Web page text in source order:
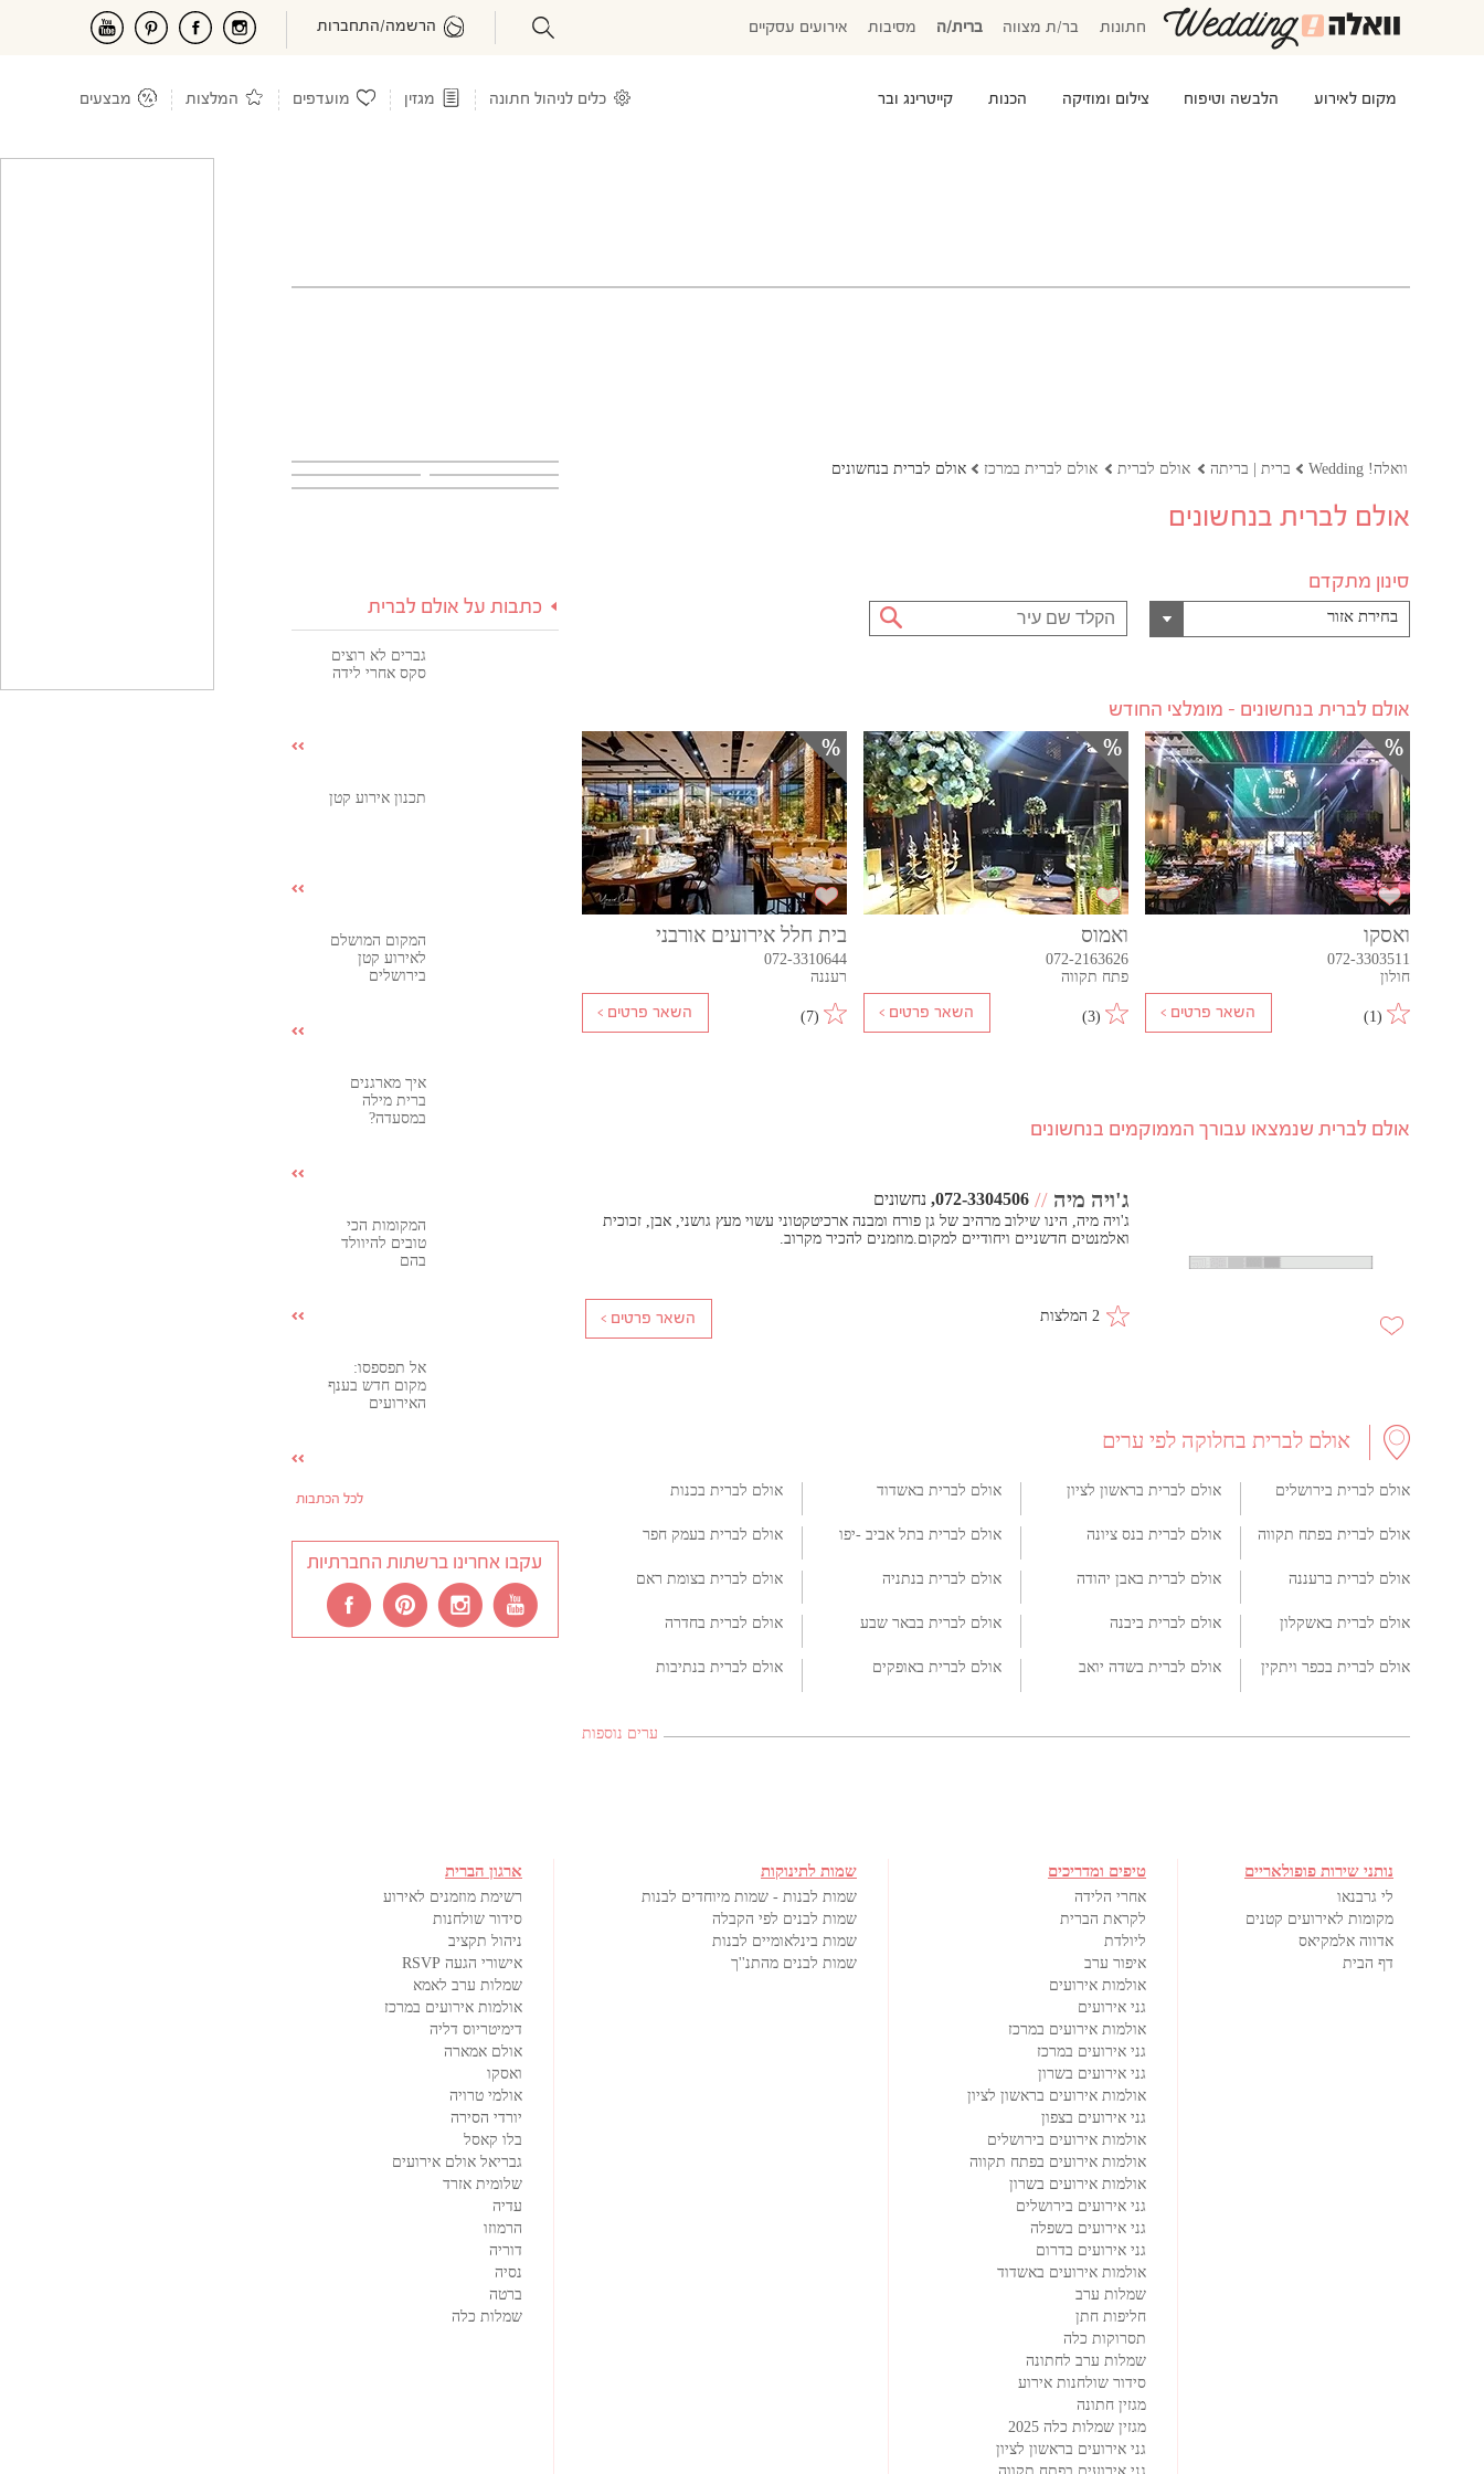
חתונות בר/ת מצווה ברית/ה מסיבות אירועים עסקיים הרשמה/התחברות
מקום לאירוע הלבשה וטיפוח צילום ומוזיקה הכנות קייטרינג ובר כלים לניהול חתונה מגזין מועדפים המלצות מבצעים
וואלה! Wedding ברית | בריתה אולם לברית אולם לברית במרכז אולם לברית בנחשונים
אולם לברית בנחשונים
סינון מתקדם
בחירת אזור
אולם לברית בנחשונים - מומלצי החודש
ואסקו
072-3303511
חולון
(
1
)
ואמוס
072-2163626
פתח תקווה
(
3
)
בית חלל אירועים אורבני
072-3310644
רעננה
(
7
)
אולם לברית שנמצאו עבורך הממוקמים בנחשונים
ג'ויה מיה //
072-3304506 נחשונים
ג'ויה מיה, הינו שילוב מרהיב של גן פורח ומבנה ארכיטקטוני עשוי מעץ גושני, אבן, זכוכית
ואלמנטים חדשניים ויחודיים למקום.מוזמנים להכיר מקרוב.
2 המלצות
אולם לברית בחלוקה לפי ערים
אולם לברית בירושלים אולם לברית בראשון לציון אולם לברית באשדוד אולם לברית בכנות
אולם לברית בפתח תקווה אולם לברית בנס ציונה אולם לברית בתל אביב -יפו אולם לברית בעמק חפר
אולם לברית ברעננה אולם לברית באבן יהודה אולם לברית בנתניה אולם לברית בצומת ראם
אולם לברית באשקלון אולם לברית ביבנה אולם לברית בבאר שבע אולם לברית בחדרה
אולם לברית בכפר ויתקין אולם לברית בשדה יואב אולם לברית באופקים אולם לברית בנתיבות
ערים נוספות
כתבות על אולם לברית
גברים לא רוצים
סקס אחרי לידה
תכנון אירוע קטן
המקום המושלם
לאירוע קטן
בירושלים
איך מארגנים
ברית מילה
במסעדה?
המקומות הכי
טובים להיוולד
בהם
אל תפספסו:
מקום חדש בענף
האירועים
לכל הכתבות
עקבו אחרינו ברשתות החברתיות
נותני שירות פופולאריים
לי גרבנאו
מקומות לאירועים קטנים
אדווה אלמקיאס
דף הבית
טיפים ומדריכים
אחרי הלידה
לקראת הברית
ליולדת
איפור ערב
אולמות אירועים
גני אירועים
אולמות אירועים במרכז
גני אירועים במרכז
גני אירועים בשרון
אולמות אירועים בראשון לציון
גני אירועים בצפון
אולמות אירועים בירושלים
אולמות אירועים בפתח תקווה
אולמות אירועים בשרון
גני אירועים בירושלים
גני אירועים בשפלה
גני אירועים בדרום
אולמות אירועים באשדוד
שמלות ערב
חליפות חתן
תסרוקות כלה
שמלות ערב לחתונה
סידור שולחנות אירוע
מגזין חתונה
מגזין שמלות כלה 2025
גני אירועים בראשון לציון
שמות לתינוקות
שמות לבנות - שמות מיוחדים לבנות
שמות לבנים לפי הקבלה
שמות בינלאומיים לבנות
שמות לבנים מהתנ''ך
ארגון הברית
רשימת מוזמנים לאירוע
סידור שולחנות
ניהול תקציב
אישורי הגעה RSVP
שמלות ערב לאמא
אולמות אירועים במרכז
דימיטריוס דליה
אולם אמארה
ואסקו
אולמי טרויה
יורדי הסירה
בלו קאסל
גבריאל אולם אירועים
שלומית אזרד
עדיה
הרמוזו
דוריה
נסיה
ברטה
שמלות כלה